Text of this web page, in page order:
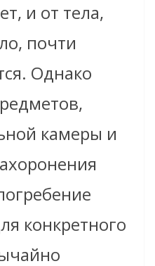
и от тела,
почти
Однако
камеры и
конкретного